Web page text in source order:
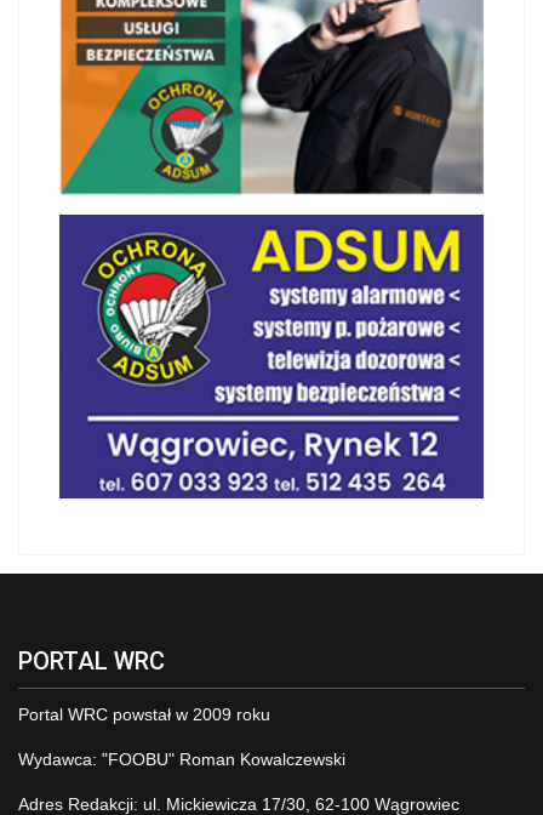
PORTAL WRC
Portal WRC powstał w 2009 roku
Wydawca: "FOOBU" Roman Kowalczewski
Adres Redakcji: ul. Mickiewicza 17/30, 62-100 Wągrowiec